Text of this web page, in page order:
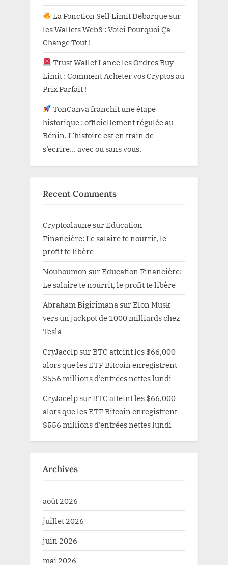
La Fonction Sell Limit Débarque sur
les Wallets Web3 : Voici Pourquoi Ça
Change Tout !
Trust Wallet Lance les Ordres Buy
Limit : Comment Acheter vos Cryptos au
Prix Parfait !
TonCanva franchit une étape
historique : officiellement régulée au
Bénin. L’histoire est en train de
s’écrire… avec ou sans vous.
Recent Comments
Cryptoalaune surEducation
Financière: Le salaire te nourrit, le
profit te libère
Nouhoumon surEducation Financière:
Le salaire te nourrit, le profit te libère
Abraham Bigirimana surElon Musk
vers un jackpot de 1000 milliards chez
Tesla
CryJacelp surBTC atteint les $66,000
alors que les ETF Bitcoin enregistrent
$556 millions d’entrées nettes lundi
CryJacelp surBTC atteint les $66,000
alors que les ETF Bitcoin enregistrent
$556 millions d’entrées nettes lundi
Archives
août 2026
juillet 2026
juin 2026
mai 2026